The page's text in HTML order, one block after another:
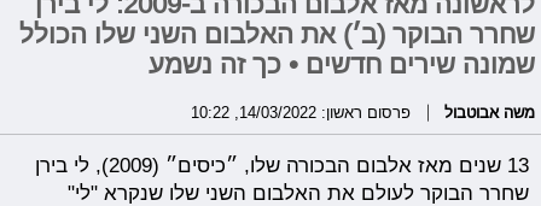
שחרר הבוקר (ב׳) את האלבום השני שלו הכולל
שמונה שירים חדשים • כך זה נשמע
משה אבוטבול פרסום ראשון: 14/03/2022, 10:22
13 שנים מאז אלבום הבכורה שלו, ״כיסים״ (2009), לי בירן
שחרר הבוקר לעולם את האלבום השני שלו שנקרא "לי"